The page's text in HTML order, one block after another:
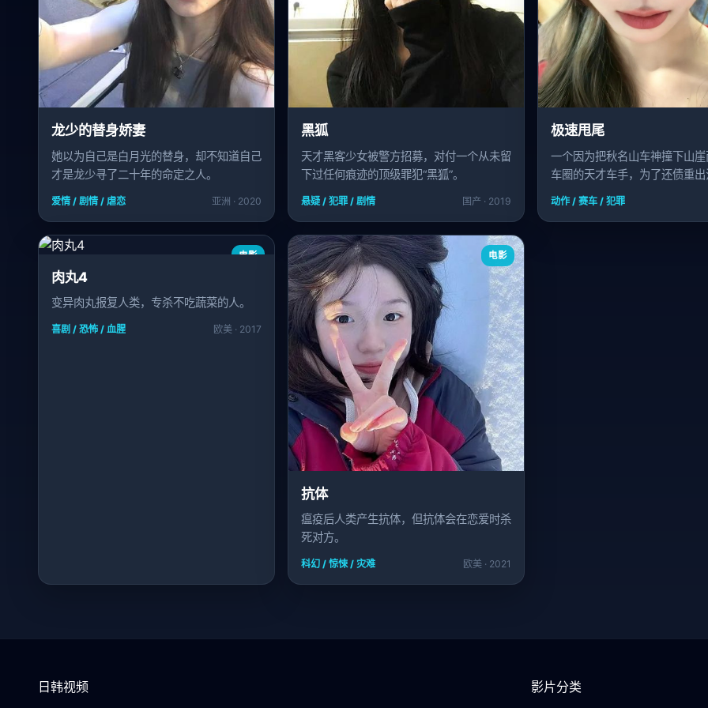
龙少的替身娇妻
她以为自己是白月光的替身，却不知道自己
才是龙少寻了二十年的命定之人。
爱情 / 剧情 / 虐恋 亚洲 · 2020
黑狐
天才黑客少女被警方招募，对付一个从未留
下过任何痕迹的顶级罪犯“黑狐”。
悬疑 / 犯罪 / 剧情 国产 · 2019
极速甩尾
一个因为把秋名山车神撞下山
车圈的天才车手，为了还债重
竟是自动驾驶AI。
动作 / 赛车 / 犯罪
电影
肉丸4
变异肉丸报复人类，专杀不吃蔬菜的人。
喜剧 / 恐怖 / 血腥 欧美 · 2017
电影
抗体
瘟疫后人类产生抗体，但抗体会在恋爱时杀
死对方。
科幻 / 惊悚 / 灾难 欧美 · 2021
日韩视频 影片分类